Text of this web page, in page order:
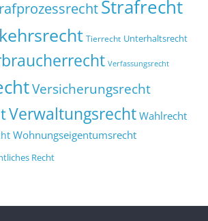
Strafrecht
Tierrecht Unterhaltsrecht
Verfassungsrecht
Versicherungsrecht
Verwaltungsrecht Wahlrecht
Wohnungseigentumsrecht
Recht